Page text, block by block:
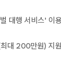
행 서비스' 이
대 200만원) 지원